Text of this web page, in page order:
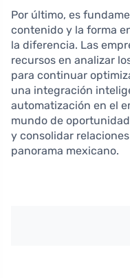
Por último, es
contenido y la forma
la diferencia. Las
recursos en analizar
para continuar
una integración
automatización en el
mundo de
y consolidar
panorama mexicano.